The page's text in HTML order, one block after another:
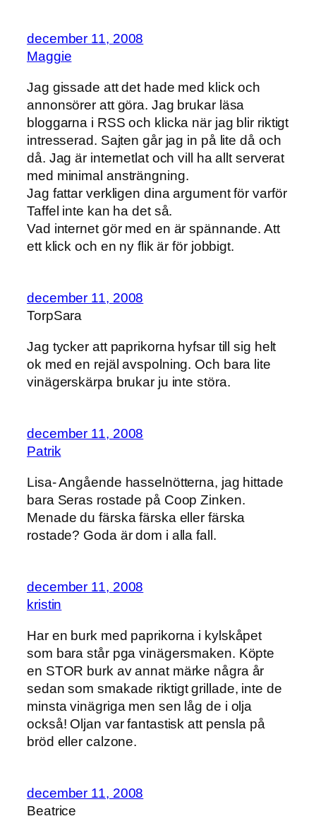
december 11, 2008
Maggie
Jag gissade att det hade med klick och
annonsörer att göra. Jag brukar läsa
bloggarna i RSS och klicka när jag blir riktigt
intresserad. Sajten går jag in på lite då och
då. Jag är internetlat och vill ha allt serverat
med minimal ansträngning.
Jag fattar verkligen dina argument för varför
Taffel inte kan ha det så.
Vad internet gör med en är spännande. Att
ett klick och en ny flik är för jobbigt.
december 11, 2008
TorpSara
Jag tycker att paprikorna hyfsar till sig helt
ok med en rejäl avspolning. Och bara lite
vinägerskärpa brukar ju inte störa.
december 11, 2008
Patrik
Lisa- Angående hasselnötterna, jag hittade
bara Seras rostade på Coop Zinken.
Menade du färska färska eller färska
rostade? Goda är dom i alla fall.
december 11, 2008
kristin
Har en burk med paprikorna i kylskåpet
som bara står pga vinägersmaken. Köpte
en STOR burk av annat märke några år
sedan som smakade riktigt grillade, inte de
minsta vinägriga men sen låg de i olja
också! Oljan var fantastisk att pensla på
bröd eller calzone.
december 11, 2008
Beatrice